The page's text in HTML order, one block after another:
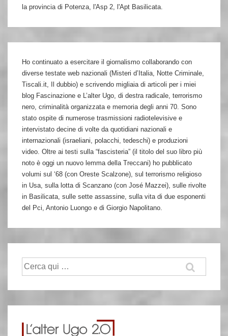
la provincia di Potenza, l'Asp 2, l'Apt Basilicata.
Ho continuato a esercitare il giornalismo collaborando con
diverse testate web nazionali (Misteri d’Italia, Notte Criminale,
Tiscali.it, Il dubbio) e scrivendo migliaia di articoli per i miei
blog Fascinazione e L’alter Ugo, di destra radicale, terrorismo
nero, criminalità organizzata e memoria degli anni 70. Sono
stato ospite di numerose trasmissioni radiotelevisive e
intervistato decine di volte da quotidiani nazionali e
internazionali (israeliani, polacchi, tedeschi) e produzioni
video. Oltre ai testi sulla “fascisteria” (il titolo del suo libro più
noto è oggi un nuovo lemma della Treccani) ho pubblicato
volumi sul ‘68 (con Oreste Scalzone), sul terrorismo religioso
in Usa, sulla lotta di Scanzano (con José Mazzei), sulle rivolte
in Basilicata, sulle sette assassine, sulla vita di due esponenti
del Pci, Antonio Luongo e di Giorgio Napolitano.
Cerca: